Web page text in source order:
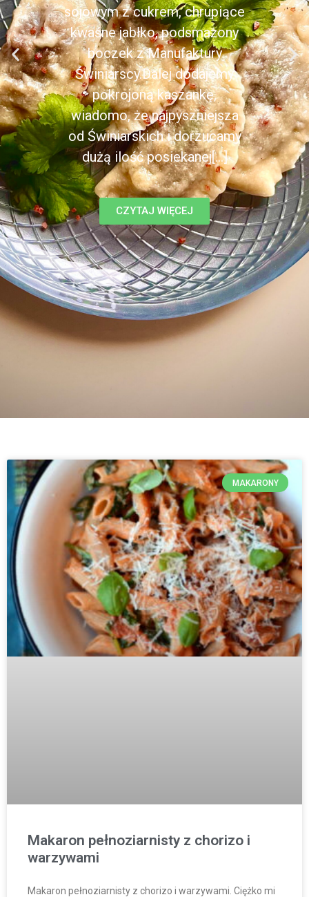
sojowym z cukrem, chrupiące
kwaśne jabłko, podsmażony
boczek z Manufaktury
Świniarscy.Dalej dodajemy
pokrojoną kaszankę,
wiadomo, że najpyszniejsza
od Świniarskich i dorzucamy
dużą ilość posiekanej[...]
CZYTAJ WIĘCEJ
MAKARONY
Makaron pełnoziarnisty z chorizo i
warzywami
Makaron pełnoziarnisty z chorizo i warzywami. Ciężko mi